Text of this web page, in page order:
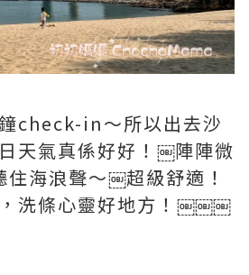
check-in～所以出去沙
天氣真係好好！￼陣陣微
海浪聲～￼超級舒適！
洗條心靈好地方！￼￼￼